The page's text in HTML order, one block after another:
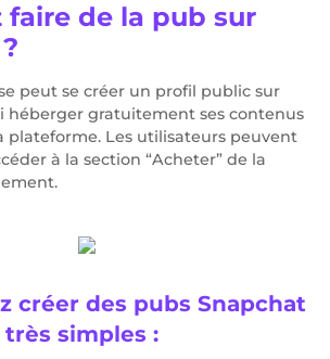
faire de la pub sur
peut se créer un profil public sur
héberger gratuitement ses contenus
plateforme. Les utilisateurs peuvent
à la section “Acheter” de la
créer des pubs Snapchat
simples :